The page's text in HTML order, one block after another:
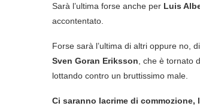
Sarà l’ultima forse anche per Luis
accontentato.
Forse sarà l’ultima di altri oppure no,
Sven Goran Eriksson , che è tornato
lottando contro un bruttissimo male.
Ci saranno lacrime di